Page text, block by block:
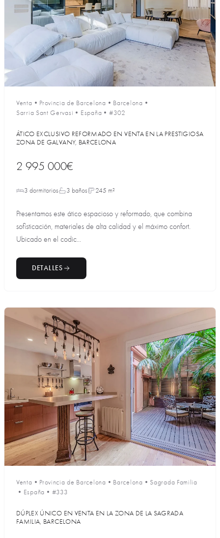
Venta • Provincia de Barcelona • Barcelona •
Sarria Sant Gervasi • España • #302
ÁTICO EXCLUSIVO REFORMADO EN VENTA EN LA PRESTIGIOSA
ZONA DE GALVANY, BARCELONA
2 995 000€
3 dormitorios 3 baños 245 m²
Presentamos este ático espacioso y reformado, que combina
sofisticación, materiales de alta calidad y el máximo confort.
Ubicado en el codic...
DETALLES
Venta • Provincia de Barcelona • Barcelona • Sagrada Familia
• España • #333
DÚPLEX ÚNICO EN VENTA EN LA ZONA DE LA SAGRADA
FAMILIA, BARCELONA